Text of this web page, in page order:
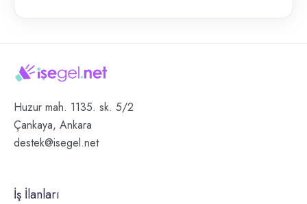
Huzur mah. 1135. sk. 5/2
Çankaya, Ankara
destek@isegel.net
İş İlanları